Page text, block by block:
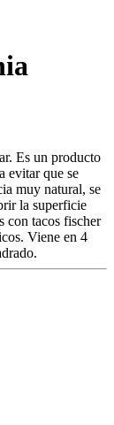
Es un producto
evitar que se
muy natural, se
la superficie
con tacos fischer
Viene en 4